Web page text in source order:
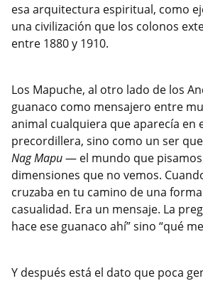
esa arquitectura espiritual, como
una civilización que los colonos
entre 1880 y 1910.
Los Mapuche, al otro lado de los
guanaco como mensajero entre
animal cualquiera que aparecía en
precordillera, sino como un ser
Nag Mapu— el mundo que
dimensiones que no vemos.
cruzaba en tu camino de una
casualidad. Era un mensaje. La
hace ese guanaco ahí” sino “qué
Y después está el dato que poca